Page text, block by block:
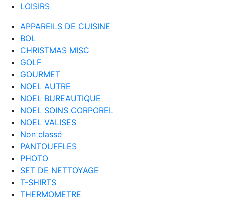
LOISIRS
APPAREILS DE CUISINE
BOL
CHRISTMAS MISC
GOLF
GOURMET
NOEL AUTRE
NOEL BUREAUTIQUE
NOEL SOINS CORPOREL
NOEL VALISES
Non classé
PANTOUFFLES
PHOTO
SET DE NETTOYAGE
T-SHIRTS
THERMOMETRE